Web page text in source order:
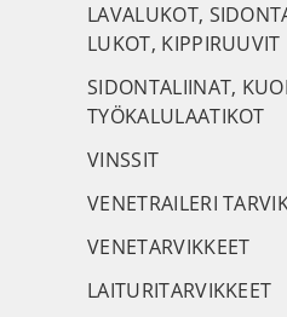
LAVALUKOT,
LUKOT, KIPPIRUUVIT
SIDONTALIINAT,
TYÖKALULAATIKOT
VINSSIT
VENETRAILERI
VENETARVIKKEET
LAITURITARVIKKEET